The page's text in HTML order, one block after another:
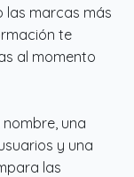
las marcas más
te
al momento
una
y una
las